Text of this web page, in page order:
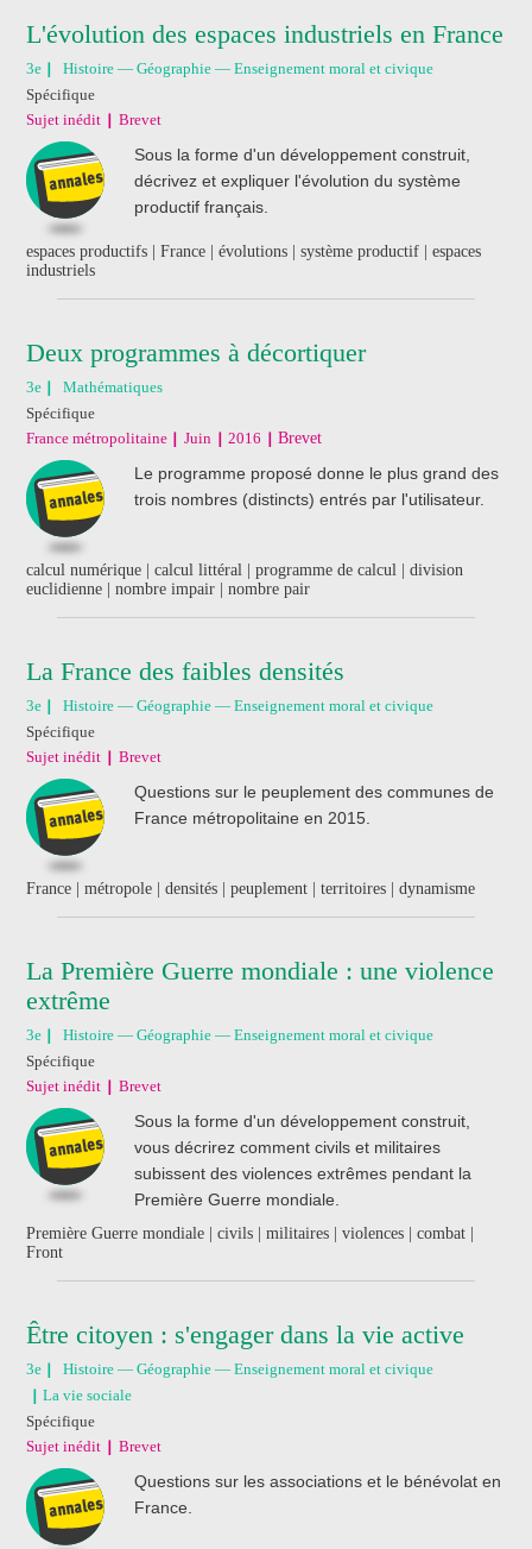
L'évolution des espaces industriels en France
3e
Histoire — Géographie — Enseignement moral et civique
Spécifique
Sujet inédit
Brevet
Sous la forme d'un développement construit,
décrivez et expliquer l'évolution du système
productif français.
espaces productifs | France | évolutions | système productif | espaces
industriels
Deux programmes à décortiquer
3e
Mathématiques
Spécifique
France métropolitaine
Juin 2016 Brevet
Le programme proposé donne le plus grand des
trois nombres (distincts) entrés par l'utilisateur.
calcul numérique | calcul littéral | programme de calcul | division
euclidienne | nombre impair | nombre pair
La France des faibles densités
3e
Histoire — Géographie — Enseignement moral et civique
Spécifique
Sujet inédit
Brevet
Questions sur le peuplement des communes de
France métropolitaine en 2015.
France | métropole | densités | peuplement | territoires | dynamisme
La Première Guerre mondiale : une violence
extrême
3e
Histoire — Géographie — Enseignement moral et civique
Spécifique
Sujet inédit
Brevet
Sous la forme d'un développement construit,
vous décrirez comment civils et militaires
subissent des violences extrêmes pendant la
Première Guerre mondiale.
Première Guerre mondiale | civils | militaires | violences | combat |
Front
Être citoyen : s'engager dans la vie active
3e
Histoire — Géographie — Enseignement moral et civique
La vie sociale
Spécifique
Sujet inédit
Brevet
Questions sur les associations et le bénévolat en
France.